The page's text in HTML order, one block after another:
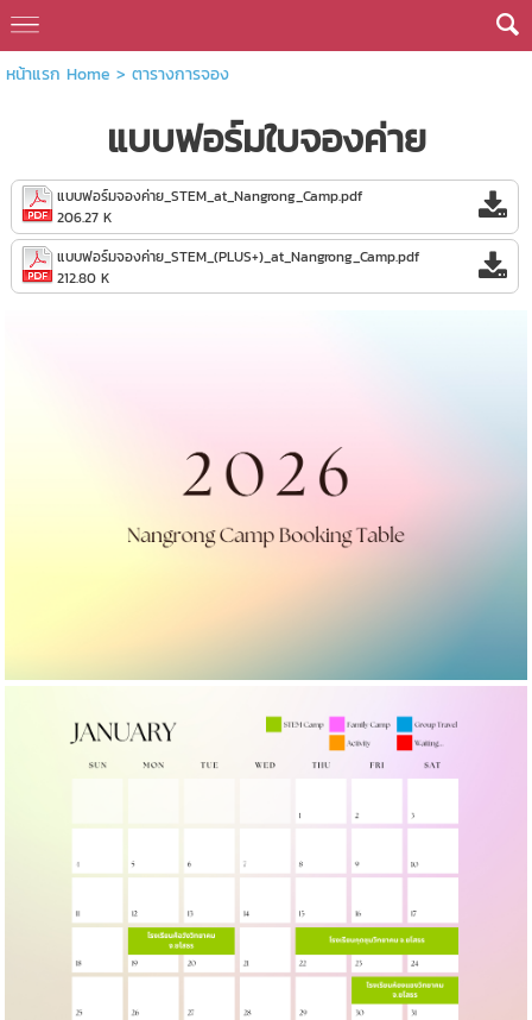
หน้าแรก Home > ตารางการจอง
แบบฟอร์มใบจองค่าย
แบบฟอร์มจองค่าย_STEM_at_Nangrong_Camp.pdf
206.27 K
แบบฟอร์มจองค่าย_STEM_(PLUS+)_at_Nangrong_Camp.pdf
212.80 K